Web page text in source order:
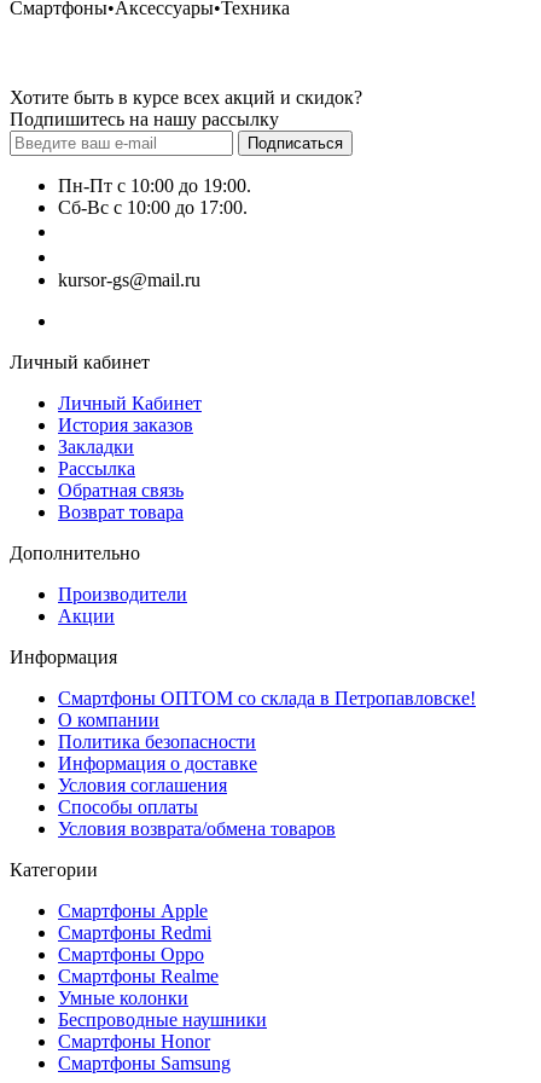
Смартфоны•Аксессуары•Техника
Хотите быть в курсе всех акций и скидок?
Подпишитесь на нашу рассылку
Подписаться
Пн-Пт с 10:00 до 19:00.
Сб-Вс с 10:00 до 17:00.
kursor-gs@mail.ru
Личный кабинет
Личный Кабинет
История заказов
Закладки
Рассылка
Обратная связь
Возврат товара
Дополнительно
Производители
Акции
Информация
Смартфоны ОПТОМ со склада в Петропавловске!
О компании
Политика безопасности
Информация о доставке
Условия соглашения
Способы оплаты
Условия возврата/обмена товаров
Категории
Смартфоны Apple
Смартфоны Redmi
Смартфоны Oppo
Смартфоны Realme
Умные колонки
Беспроводные наушники
Смартфоны Honor
Смартфоны Samsung